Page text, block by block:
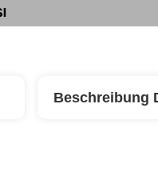
Beschreibung